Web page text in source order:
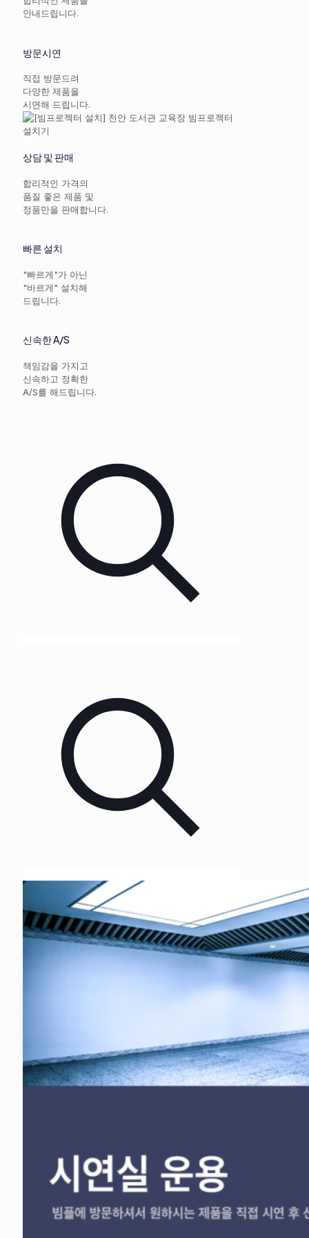
안내드립니다.
방문시연
직접 방문드려
다양한 제품을
시연해 드립니다.
상담 및 판매
합리적인 가격의
품질 좋은 제품 및
정품만을 판매합니다.
빠른 설치
"빠르게"가 아닌
"바르게" 설치해
드립니다.
신속한 A/S
책임감을 가지고
신속하고 정확한
A/S를 해드립니다.